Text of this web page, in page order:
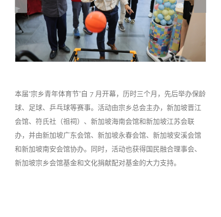
本届“宗乡青年体育节”自 7 月开幕，历时三个月，先后举办保龄
球、足球、乒乓球等赛事。活动由宗乡总会主办，新加坡晋江
会馆、符氏社（祖祠）、新加坡海南会馆和新加坡江苏会联
办，并由新加坡广东会馆、新加坡永春会馆、新加坡安溪会馆
和新加坡南安会馆协办。同时，活动也获得国民融合理事会、
新加坡宗乡会馆基金和文化捐献配对基金的大力支持。